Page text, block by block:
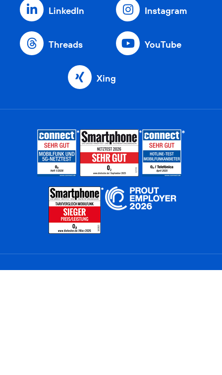
LinkedIn Instagram
Threads YouTube
Xing